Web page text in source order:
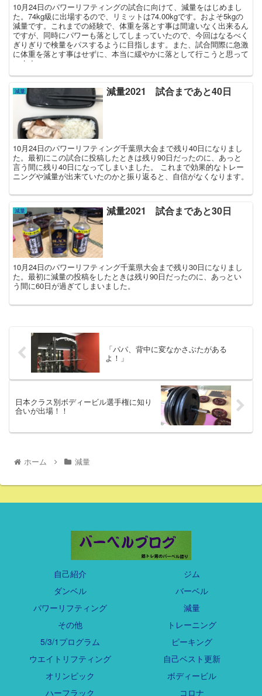
10月24日のパワーリフティングの試合に向けて、減量をはじめまし
た。74kg級に出場するので、リミットは74.00kgです。およそ5kgの
減量です。これまでの経験で、体重を落とす事は間違いなく出来るん
ですが、同時にパワーも落としてしまっていたので、今回はなるべく
ぎりぎりで検量をパスするように目指します。また、試合間際に急激
に体重を落とす事はせずに、本当に緩やかに落として行こうと思って
います。
減量 減量2021 試合まであと40日
10月24日のパワーリフティング千葉県大会まで残り40日になりまし
た。最初にこの試合に投稿したときは残り90日だったのに、あっと
言う間に残り40日になってしまいました。 これまで効果的なトレー
ニングや減量が出来ていたのかと振り返ると、自信がなくなります。
減量 減量2021 試合まであと30日
10月24日のパワーリフティング千葉県大会まで残り30日になりまし
た。最初に減量の投稿をしたときは残り90日だったのに、あっとい
う間に60日が過ぎてしまいました。
「パパ、背中に変なかさぶたがある
よ！」
日本クラス別ボディービル選手権に知り
合いが出場！！
ホーム 減量
自己紹介
ジム
ダンベル
バーベル
パワーリフティング
減量
その他
トレーニング
5/3/1プログラム
ピーキング
ウエイトリフティング
自己ベスト更新
オリンピック
ボディービル
ハーフラック
コロナ